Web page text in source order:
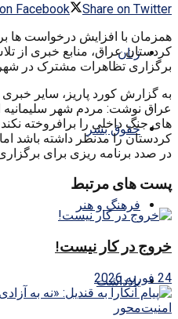
زنان
حقوق بشر
فرهنگ و هنر
یادداشت
Facebook
Share on Twitter
همزمان با افزایش درخواست ها
کردستان عراق، منابع خبری از
برگزاری تظاهرات مشترک در
به گزارش کورد پاریز، سایر
عراق نوشت: مردم شهر
های جنگ داخلی را برافروخته
کردستان را مدنظر داشته باشد
در صدد برنامه ریزی برای
پست های مرتبط
خروج در کار نیست!
24 فوریه 2026